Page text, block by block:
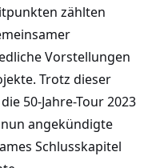
zählten
Vorstellungen
Trotz dieser
50-Jahre-Tour 2023
angekündigte
Schlusskapitel